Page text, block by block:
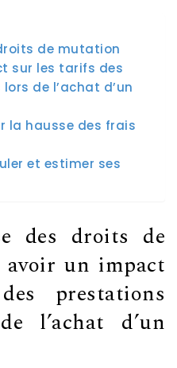
de mutation
sur les tarifs des
de l’achat d’un
la hausse des frais
et estimer ses
des droits de
un impact
prestations
l’achat d’un